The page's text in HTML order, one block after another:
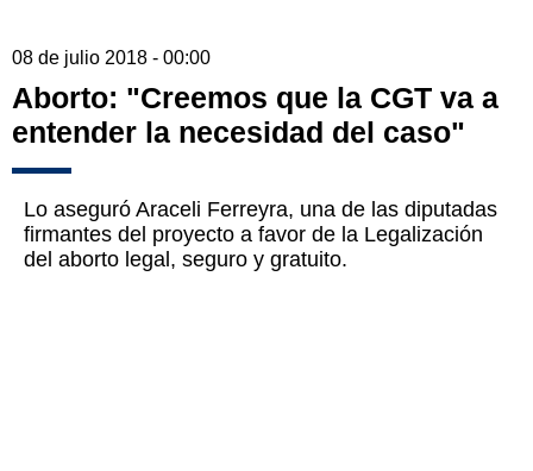
08 de julio 2018 - 00:00
Aborto: "Creemos que la CGT va a
entender la necesidad del caso"
Lo aseguró Araceli Ferreyra, una de las diputadas
firmantes del proyecto a favor de la Legalización
del aborto legal, seguro y gratuito.